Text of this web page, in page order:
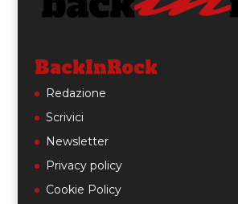
BackInRock
Redazione
Scrivici
Newsletter
Privacy policy
Cookie Policy